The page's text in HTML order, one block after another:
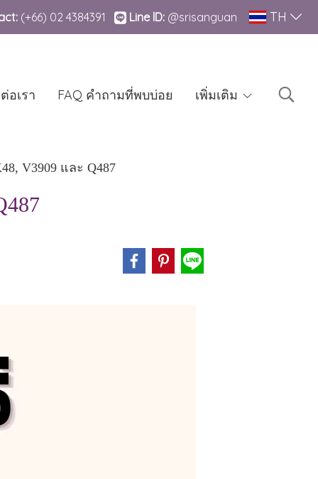
(+66) 02 4384391 Line lD: @srisanguan TH
อเรา FAQ คำถามที่พบบ่อย เพิ่มเติม
V3909 และ Q487